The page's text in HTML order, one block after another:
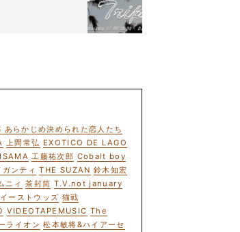
らかじめ決められた恋人たち
上間常弘 EXOTICO DE LAGO
工藤祐次郎 Cobalt boy
ガンティ THE SUZAN 鈴木知宏
ニィ 茶封筒 T.V.not january
ーストウッズ 猫戦
VIDEOTAPEMUSIC The
ライオン 松本敏将&ハイアーセ